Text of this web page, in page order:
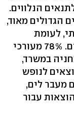
הנלווים.
הגדולים מאוד,
לעומת
הקולגות המועסקים במשרדים הקטנים. 78% מעורכי
במשרד,
מקבלים טלפון מהמעסיק, 32% יוצאים לנופש
מעבר לים,
עבור